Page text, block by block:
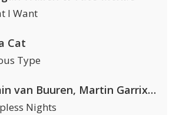
I Want
Cat
Type
Armin van Buuren, Martin Garrix & Libby Whitehouse
Nights